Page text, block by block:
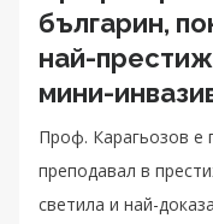
българин,
най-
мини-
Проф. Карагьозов е
преподавал в
светила и най-